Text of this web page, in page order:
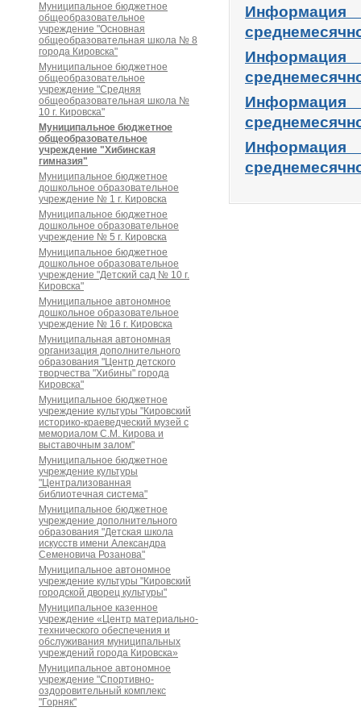
Муниципальное бюджетное
общеобразовательное
учреждение "Основная
общеобразовательная школа № 8
города Кировска"
Муниципальное бюджетное
общеобразовательное
учреждение "Средняя
общеобразовательная школа №
10 г. Кировска"
Муниципальное бюджетное
общеобразовательное
учреждение "Хибинская
гимназия"
Муниципальное бюджетное
дошкольное образовательное
учреждение № 1 г. Кировска
Муниципальное бюджетное
дошкольное образовательное
учреждение № 5 г. Кировска
Муниципальное бюджетное
дошкольное образовательное
учреждение "Детский сад № 10 г.
Кировска"
Муниципальное автономное
дошкольное образовательное
учреждение № 16 г. Кировска
Муниципальная автономная
организация дополнительного
образования "Центр детского
творчества "Хибины" города
Кировска"
Муниципальное бюджетное
учреждение культуры "Кировский
историко-краеведческий музей с
мемориалом С.М. Кирова и
выставочным залом"
Муниципальное бюджетное
учреждение культуры
"Централизованная
библиотечная система"
Муниципальное бюджетное
учреждение дополнительного
образования "Детская школа
искусств имени Александра
Семеновича Розанова"
Муниципальное автономное
учреждение культуры "Кировский
городской дворец культуры"
Муниципальное казенное
учреждение «Центр материально-
технического обеспечения и
обслуживания муниципальных
учреждений города Кировска»
Муниципальное автономное
учреждение "Спортивно-
оздоровительный комплекс
"Горняк"